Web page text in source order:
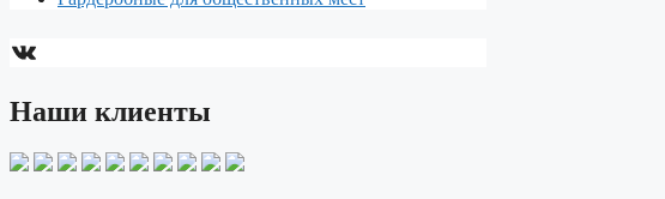
ВКонтакте
Наши клиенты